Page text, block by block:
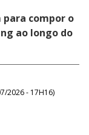
para compor o
ao longo do
2026 - 17H16)